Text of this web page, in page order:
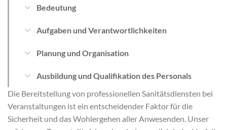
Bedeutung
Aufgaben und Verantwortlichkeiten
Planung und Organisation
Ausbildung und Qualifikation des Personals
Die Bereitstellung von professionellen Sanitätsdiensten bei
Veranstaltungen ist ein entscheidender Faktor für die
Sicherheit und das Wohlergehen aller Anwesenden. Unser